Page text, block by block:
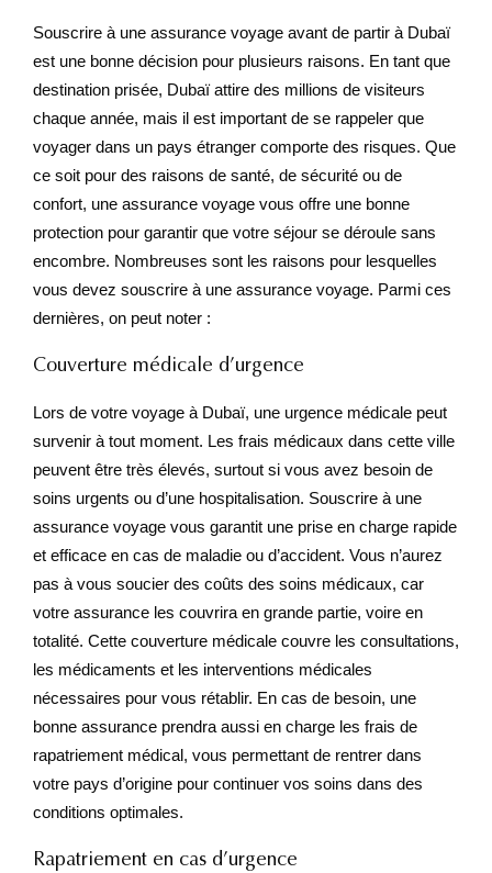
Souscrire à une assurance voyage avant de partir à Dubaï
est une bonne décision pour plusieurs raisons. En tant que
destination prisée, Dubaï attire des millions de visiteurs
chaque année, mais il est important de se rappeler que
voyager dans un pays étranger comporte des risques. Que
ce soit pour des raisons de santé, de sécurité ou de
confort, une assurance voyage vous offre une bonne
protection pour garantir que votre séjour se déroule sans
encombre. Nombreuses sont les raisons pour lesquelles
vous devez souscrire à une assurance voyage. Parmi ces
dernières, on peut noter :
Couverture médicale d’urgence
Lors de votre voyage à Dubaï, une urgence médicale peut
survenir à tout moment. Les frais médicaux dans cette ville
peuvent être très élevés, surtout si vous avez besoin de
soins urgents ou d’une hospitalisation. Souscrire à une
assurance voyage vous garantit une prise en charge rapide
et efficace en cas de maladie ou d’accident. Vous n’aurez
pas à vous soucier des coûts des soins médicaux, car
votre assurance les couvrira en grande partie, voire en
totalité. Cette couverture médicale couvre les consultations,
les médicaments et les interventions médicales
nécessaires pour vous rétablir. En cas de besoin, une
bonne assurance prendra aussi en charge les frais de
rapatriement médical, vous permettant de rentrer dans
votre pays d’origine pour continuer vos soins dans des
conditions optimales.
Rapatriement en cas d’urgence